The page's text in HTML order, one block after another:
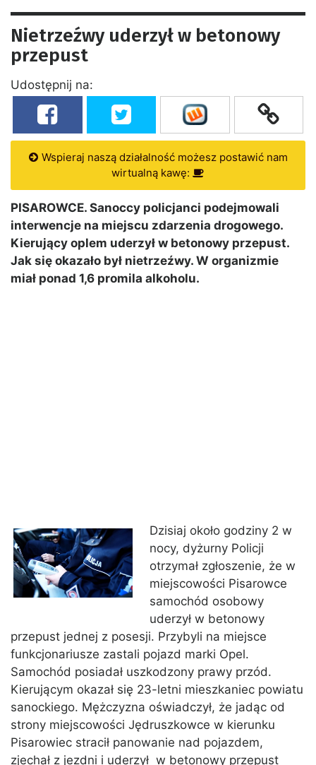
Nietrzeźwy uderzył w betonowy
przepust
Udostępnij na:
Wspieraj naszą działalność możesz postawić nam
wirtualną kawę:
PISAROWCE. Sanoccy policjanci podejmowali
interwencje na miejscu zdarzenia drogowego.
Kierujący oplem uderzył w betonowy przepust.
Jak się okazało był nietrzeźwy. W organizmie
miał ponad 1,6 promila alkoholu.
Dzisiaj około godziny 2 w
nocy, dyżurny Policji
otrzymał zgłoszenie, że w
miejscowości Pisarowce
samochód osobowy
uderzył w betonowy
przepust jednej z posesji. Przybyli na miejsce
funkcjonariusze zastali pojazd marki Opel.
Samochód posiadał uszkodzony prawy przód.
Kierującym okazał się 23-letni mieszkaniec powiatu
sanockiego. Mężczyzna oświadczył, że jadąc od
strony miejscowości Jędruszkowce w kierunku
Pisarowiec stracił panowanie nad pojazdem,
zjechał z jezdni i uderzył w betonowy przepust